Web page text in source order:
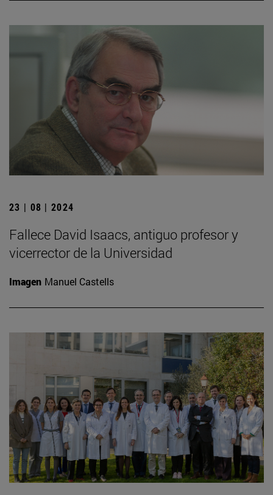
23 | 08 | 2024
Fallece David Isaacs, antiguo profesor y
vicerrector de la Universidad
Imagen Manuel Castells